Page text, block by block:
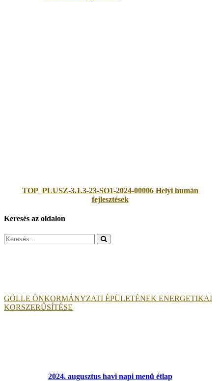
TOP_PLUSZ-3.1.3-23-SO1-2024-00006 Helyi humán
fejlesztések
Keresés az oldalon
Search
for:
GÖLLE ÖNKORMÁNYZATI ÉPÜLETÉNEK ENERGETIKAI
KORSZERŰSÍTÉSE
2024. augusztus havi napi menü étlap